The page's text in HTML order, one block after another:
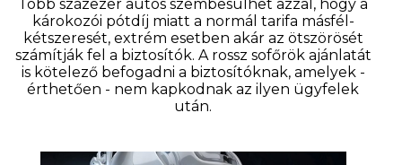
Több százezer autós szembesülhet azzal, hogy a
károkozói pótdíj miatt a normál tarifa másfél-
kétszeresét, extrém esetben akár az ötszörösét
számítják fel a biztosítók. A rossz sofőrök ajánlatát
is kötelező befogadni a biztosítóknak, amelyek -
érthetően - nem kapkodnak az ilyen ügyfelek
után.